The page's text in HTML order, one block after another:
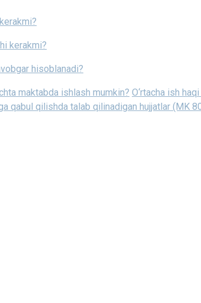
kerakmi?
hisoblanadi?
maktabda ishlash mumkin? O‘rtacha ish
qabul qilishda talab qilinadigan hujjatlar (MK